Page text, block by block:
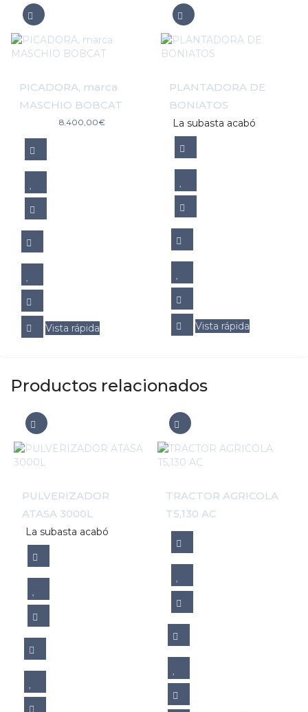
PICADORA, marca
MASCHIO BOBCAT
8.400,00€
Vista rápida
PLANTADORA DE
BONIATOS
La subasta acabó
Vista rápida
Productos relacionados
PULVERIZADOR
ATASA 3000L
La subasta acabó
TRACTOR AGRICOLA
T5,130 AC